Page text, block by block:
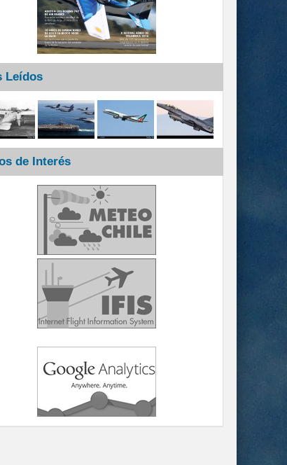
Leídos
de Interés